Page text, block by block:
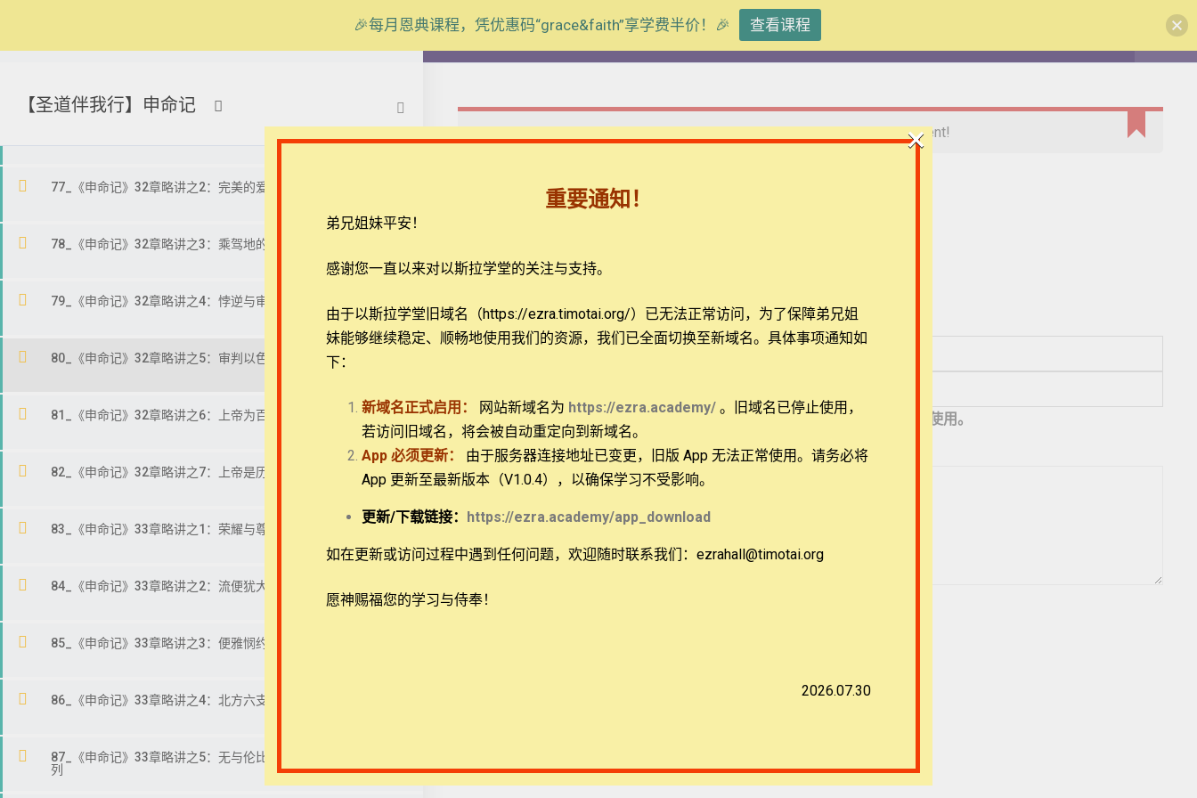
【圣道伴我行】申命记
【圣道伴我行】申命记
76_《申命记》32章略讲之1：滋养生命的话语
77_《申命记》32章略讲之2：完美的爱和卑劣的回应
78_《申命记》32章略讲之3：乘驾地的高处
79_《申命记》32章略讲之4：悖逆与审判的决定
80_《申命记》32章略讲之5：审判以色列和敌人
81_《申命记》32章略讲之6：上帝为百姓出手
82_《申命记》32章略讲之7：上帝是历史主宰
83_《申命记》33章略讲之1：荣耀与尊贵
84_《申命记》33章略讲之2：流便犹大利未
85_《申命记》33章略讲之3：便雅悯约瑟
86_《申命记》33章略讲之4：北方六支派
87_《申命记》33章略讲之5：无与伦比的神和尊贵的以色
列
This content is protected, pleaseloginand enroll course to view this content!
暂无评论
发表评论
在此浏览器中保存我的显示名称、邮箱地址和网站地址，以便下次评论时使用。
退换政策
隐私策略
常见问题 联系我们
重要通知！
弟兄姐妹平安！
感谢您一直以来对以斯拉学堂的关注与支持。
由于以斯拉学堂旧域名（https://ezra.timotai.org/）已无法正常访问， 为了保障弟兄姐
妹能够继续稳定、顺畅地使用我们的资源，我们已全面切换至新域名。具体事项通知如
下：
新域名正式启用： 网站新域名为 https://ezra.academy/ 。旧域名已停止使用，
若访问旧域名，将会被自动重定向到新域名。
App 必须更新：
由于服务器连接地址已变更，旧版 App 无法正常使用。请务必将
App 更新至最新版本（V1.0.4），以确保学习不受影响。
更新/下载链接： https://ezra.academy/app_download
如在更新或访问过程中遇到任何问题，欢迎随时联系我们：ezrahall@timotai.org
愿神赐福您的学习与侍奉！
2026.07.30
×
🎉每月恩典课程，凭优惠码“grace&faith”享学费半价！🎉 查看课程